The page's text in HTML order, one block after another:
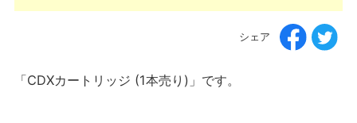
シェア
「CDXカートリッジ (1本売り)」です。